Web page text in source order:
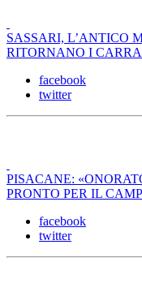
SASSARI, L’ANTICO
RITORNANO I
facebook
twitter
PISACANE:
PRONTO PER IL
facebook
twitter